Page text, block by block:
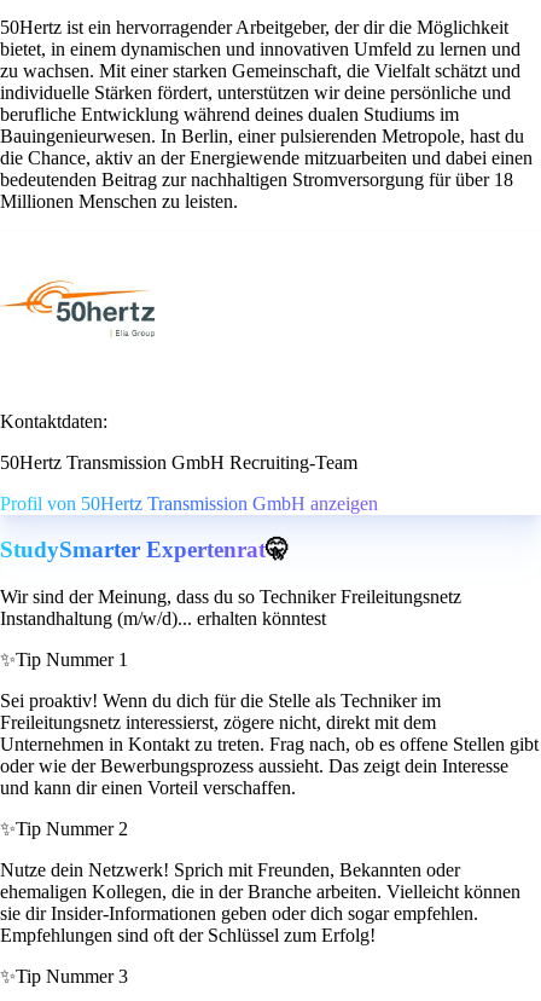
50Hertz ist ein hervorragender Arbeitgeber, der dir die Möglichkeit
bietet, in einem dynamischen und innovativen Umfeld zu lernen und
zu wachsen. Mit einer starken Gemeinschaft, die Vielfalt schätzt und
individuelle Stärken fördert, unterstützen wir deine persönliche und
berufliche Entwicklung während deines dualen Studiums im
Bauingenieurwesen. In Berlin, einer pulsierenden Metropole, hast du
die Chance, aktiv an der Energiewende mitzuarbeiten und dabei einen
bedeutenden Beitrag zur nachhaltigen Stromversorgung für über 18
Millionen Menschen zu leisten.
Kontaktdaten:
50Hertz Transmission GmbH Recruiting-Team
Profil von 50Hertz Transmission GmbH anzeigen
StudySmarter Expertenrat🤫
Wir sind der Meinung, dass du so Techniker Freileitungsnetz
Instandhaltung (m/w/d)... erhalten könntest
✨Tip Nummer 1
Sei proaktiv! Wenn du dich für die Stelle als Techniker im
Freileitungsnetz interessierst, zögere nicht, direkt mit dem
Unternehmen in Kontakt zu treten. Frag nach, ob es offene Stellen gibt
oder wie der Bewerbungsprozess aussieht. Das zeigt dein Interesse
und kann dir einen Vorteil verschaffen.
✨Tip Nummer 2
Nutze dein Netzwerk! Sprich mit Freunden, Bekannten oder
ehemaligen Kollegen, die in der Branche arbeiten. Vielleicht können
sie dir Insider-Informationen geben oder dich sogar empfehlen.
Empfehlungen sind oft der Schlüssel zum Erfolg!
✨Tip Nummer 3